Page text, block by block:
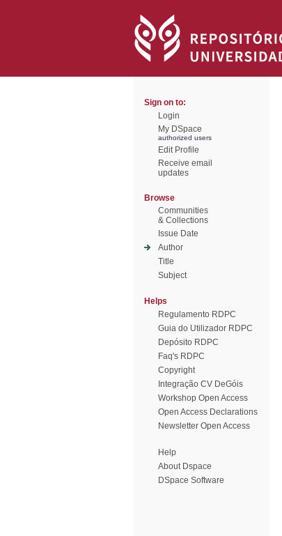
Sign on to:
Login
My DSpace
authorized users
Edit Profile
Receive email
updates
Browse
Communities
& Collections
Issue Date
Author
Title
Subject
Helps
Regulamento RDPC
Guia do Utilizador RDPC
Depósito RDPC
Faq's RDPC
Copyright
Integração CV DeGóis
Workshop Open Access
Open Access Declarations
Newsletter Open Access
Help
About Dspace
DSpace Software